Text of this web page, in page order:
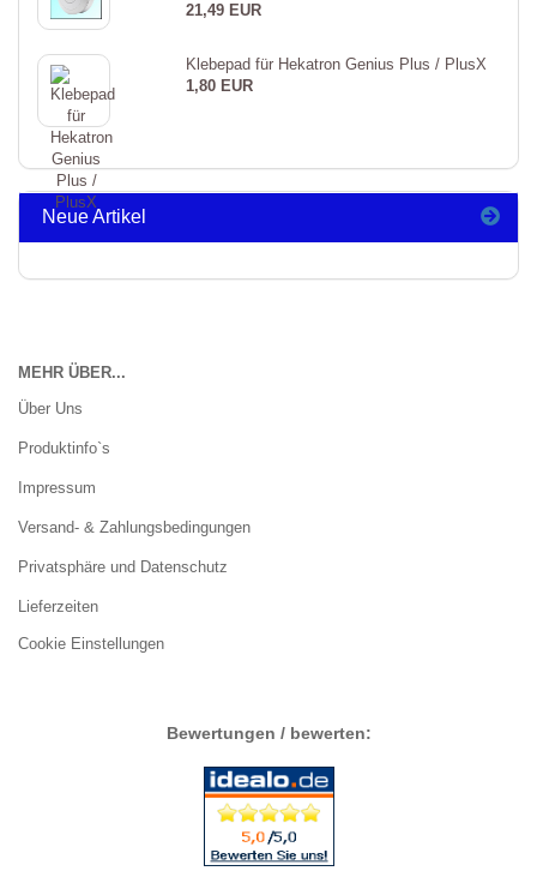
21,49 EUR
Klebepad für Hekatron Genius Plus / PlusX
1,80 EUR
Neue Artikel
MEHR ÜBER...
Über Uns
Produktinfo`s
Impressum
Versand- & Zahlungsbedingungen
Privatsphäre und Datenschutz
Lieferzeiten
Cookie Einstellungen
Bewertungen / bewerten: